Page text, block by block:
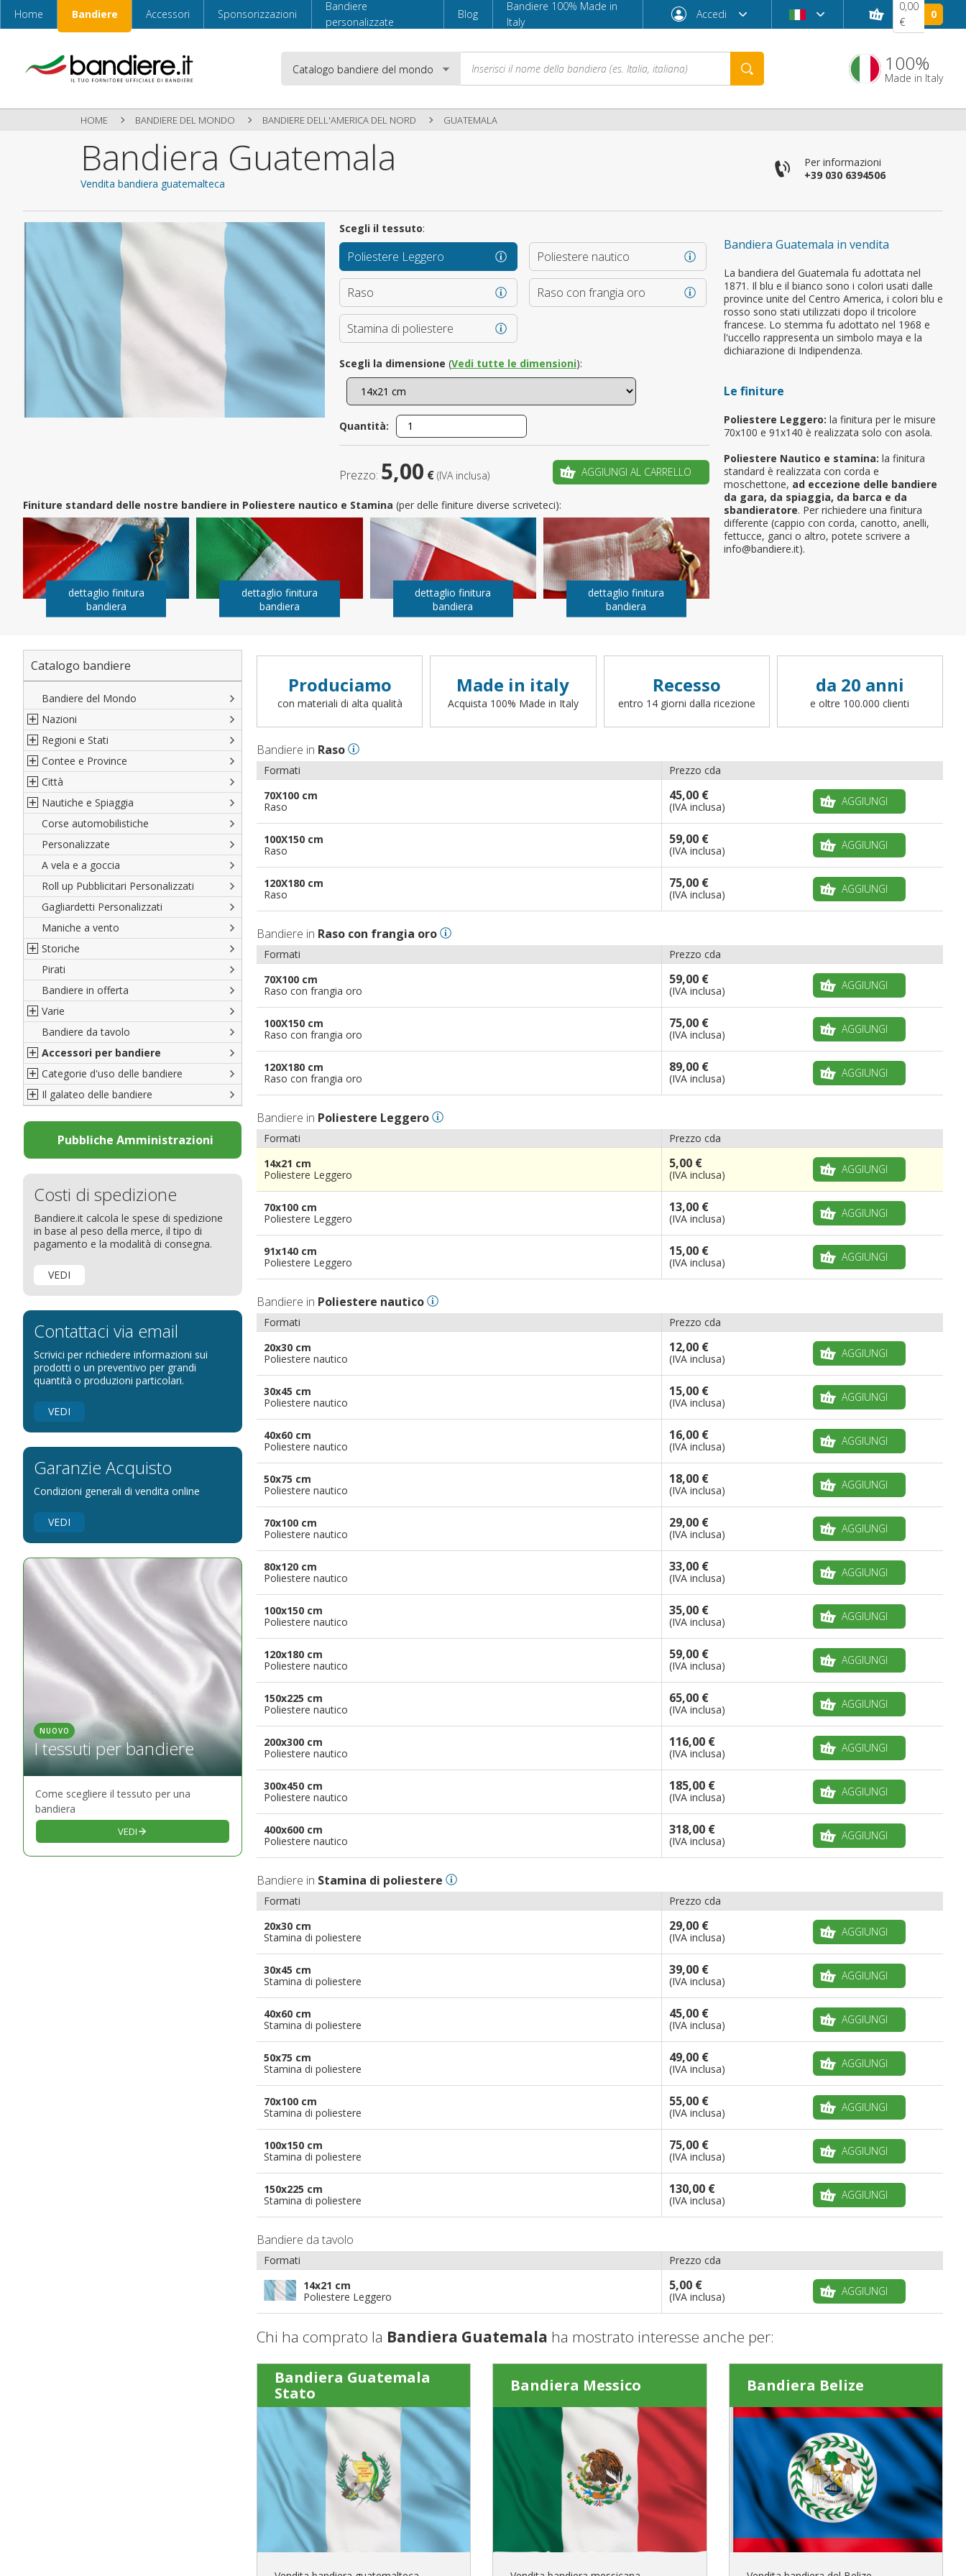
Home Bandiere Accessori Sponsorizzazioni
Bandiere
personalizzate
Blog
Bandiere 100% Made in
Italy
Accedi
Accedi
È il tuo primo ordine?
CREA UN NUOVO ACCOUNT
0,00
€
0
100%
Made in Italy
HOME BANDIERE DEL MONDO BANDIERE DELL'AMERICA DEL NORD GUATEMALA
Bandiera Guatemala
Vendita bandiera guatemalteca
Per informazioni
+39 030 6394506
Bandiera Guatemala in vendita
La bandiera del Guatemala fu adottata nel
1871. Il blu e il bianco sono i colori usati dalle
province unite del Centro America, i colori blu e
rosso sono stati utilizzati dopo il tricolore
francese. Lo stemma fu adottato nel 1968 e
l'uccello rappresenta un simbolo maya e la
dichiarazione di Indipendenza.
Le finiture
Poliestere Leggero: la finitura per le misure
70x100 e 91x140 è realizzata solo con asola.
Poliestere Nautico e stamina: la finitura
standard è realizzata con corda e
moschettone, ad eccezione delle bandiere
da gara, da spiaggia, da barca e da
sbandieratore. Per richiedere una finitura
differente (cappio con corda, canotto, anelli,
fettucce, ganci o altro, potete scrivere a
info@bandiere.it).
Scegli il tessuto:
Poliestere Leggero Poliestere nautico
Raso Raso con frangia oro
Stamina di poliestere
Scegli la dimensione (Vedi tutte le dimensioni):
Quantità:
Prezzo: 5,00 € (IVA inclusa) AGGIUNGI AL CARRELLO
Finiture standard delle nostre bandiere in Poliestere nautico e Stamina (per delle finiture diverse scriveteci):
dettaglio finitura
bandiera
dettaglio finitura
bandiera
dettaglio finitura
bandiera
dettaglio finitura
bandiera
Catalogo bandiere
Bandiere del Mondo
Nazioni
Nord America
Sud America
Europa
Africa
Asia
Oceania
Regioni e Stati
Regioni italiane
Territori Italiani
Stati USA
Francesi
Spagnole
Austriache
Tedesche
Regioni varie
Contee e Province
Cantoni Svizzeri
Province Italiane
Province Spagnole
Francia d'oltremare
Territori britannici d'oltremare
Varie Province del Mondo
Città
Città Italiane
Città spagnole
Città francesi
Città del mondo
Nautiche e Spiaggia
Militari e Mercantili
Codice internazionale nautico
Gran Pavese
Da spiaggia
Di cortesia
Corse automobilistiche
Personalizzate
A vela e a goccia
Roll up Pubblicitari Personalizzati
Gagliardetti Personalizzati
Maniche a vento
Storiche
Italiane
Porte di Milano
Francesi
Americane
Britanniche
Resto del Mondo
Pirati
Bandiere in offerta
Varie
Bandiere del CICAP - Think Deep
Bandiere di Orgoglio Bresciano
Organizzazioni internazionali
Diplomatiche
Bandiere Pubblicitarie
Natale e altre festività
Bandiere etniche e religiose
Bandiere da tavolo
Accessori per bandiere
Accessori per bandiere
Accessori per bandiere da tavolo
Categorie d'uso delle bandiere
Bandiere segnavento
Bandiere per sbandieratori
Bandiere per barche
Bandiere per hotel
Bandiere per eventi
Bandiere per biciclette
Bandiere per autosaloni
Bandiere Palio
Bandiere per enti pubblici
Bandiere per riserve naturali e parchi
Bandiere per musicisti
Bandiere per feste
pennoni per bandiere
Il galateo delle bandiere
La bandiera
Come disporre le bandiere
Dimensioni delle bandiere
Come piegare il tricolore
Pubbliche Amministrazioni
Costi di spedizione
Bandiere.it calcola le spese di spedizione
in base al peso della merce, il tipo di
pagamento e la modalità di consegna.
VEDI
Contattaci via email
Scrivici per richiedere informazioni sui
prodotti o un preventivo per grandi
quantità o produzioni particolari.
VEDI
Garanzie Acquisto
Condizioni generali di vendita online
VEDI
NUOVO
I tessuti per bandiere
Come scegliere il tessuto per una
bandiera
VEDI
Produciamo
con materiali di alta qualità
Made in italy
Acquista 100% Made in Italy
Recesso
entro 14 giorni dalla ricezione
da 20 anni
e oltre 100.000 clienti
Bandiere in Raso
Formati
Prezzo cda
70X100 cm
Raso
45,00 €
(IVA inclusa) AGGIUNGI
100X150 cm
Raso
59,00 €
(IVA inclusa) AGGIUNGI
120X180 cm
Raso
75,00 €
(IVA inclusa) AGGIUNGI
Bandiere in Raso con frangia oro
Formati
Prezzo cda
70X100 cm
Raso con frangia oro
59,00 €
(IVA inclusa) AGGIUNGI
100X150 cm
Raso con frangia oro
75,00 €
(IVA inclusa) AGGIUNGI
120X180 cm
Raso con frangia oro
89,00 €
(IVA inclusa) AGGIUNGI
Bandiere in Poliestere Leggero
Formati
Prezzo cda
14x21 cm
Poliestere Leggero
5,00 €
(IVA inclusa) AGGIUNGI
70x100 cm
Poliestere Leggero
13,00 €
(IVA inclusa) AGGIUNGI
91x140 cm
Poliestere Leggero
15,00 €
(IVA inclusa) AGGIUNGI
Bandiere in Poliestere nautico
Formati
Prezzo cda
20x30 cm
Poliestere nautico
12,00 €
(IVA inclusa) AGGIUNGI
30x45 cm
Poliestere nautico
15,00 €
(IVA inclusa) AGGIUNGI
40x60 cm
Poliestere nautico
16,00 €
(IVA inclusa) AGGIUNGI
50x75 cm
Poliestere nautico
18,00 €
(IVA inclusa) AGGIUNGI
70x100 cm
Poliestere nautico
29,00 €
(IVA inclusa) AGGIUNGI
80x120 cm
Poliestere nautico
33,00 €
(IVA inclusa) AGGIUNGI
100x150 cm
Poliestere nautico
35,00 €
(IVA inclusa) AGGIUNGI
120x180 cm
Poliestere nautico
59,00 €
(IVA inclusa) AGGIUNGI
150x225 cm
Poliestere nautico
65,00 €
(IVA inclusa) AGGIUNGI
200x300 cm
Poliestere nautico
116,00 €
(IVA inclusa) AGGIUNGI
300x450 cm
Poliestere nautico
185,00 €
(IVA inclusa) AGGIUNGI
400x600 cm
Poliestere nautico
318,00 €
(IVA inclusa) AGGIUNGI
Bandiere in Stamina di poliestere
Formati
Prezzo cda
20x30 cm
Stamina di poliestere
29,00 €
(IVA inclusa) AGGIUNGI
30x45 cm
Stamina di poliestere
39,00 €
(IVA inclusa) AGGIUNGI
40x60 cm
Stamina di poliestere
45,00 €
(IVA inclusa) AGGIUNGI
50x75 cm
Stamina di poliestere
49,00 €
(IVA inclusa) AGGIUNGI
70x100 cm
Stamina di poliestere
55,00 €
(IVA inclusa) AGGIUNGI
100x150 cm
Stamina di poliestere
75,00 €
(IVA inclusa) AGGIUNGI
150x225 cm
Stamina di poliestere
130,00 €
(IVA inclusa) AGGIUNGI
Bandiere da tavolo
Formati
Prezzo cda
14x21 cm
Poliestere Leggero
5,00 €
(IVA inclusa) AGGIUNGI
Chi ha comprato la Bandiera Guatemala ha mostrato interesse anche per:
Bandiera Guatemala
Stato
Bandiera Messico Bandiera Belize